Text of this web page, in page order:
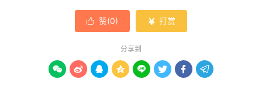
 赞(0)  打赏
分享到
       